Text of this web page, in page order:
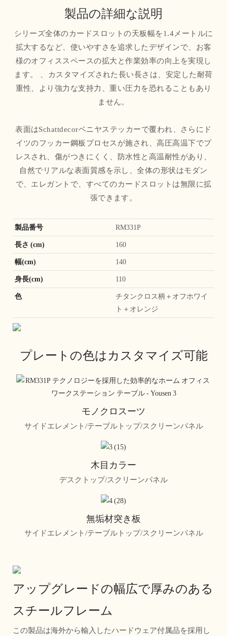
製品の詳細な説明
シリーズ全体のカードスロットの天板幅を1.4メートルに
拡大するなど、使いやすさを追求したデザインで、お客
様のオフィススペースの拡大と作業効率の向上を実現し
ます。 、カスタマイズされた長い長さは、安定した耐荷
重性、より強力な支持力、重い圧力を恐れることもあり
ません。
表面はSchattdecorベニヤステッカーで覆われ、さらにド
イツのフッカー鋼板プロセスが施され、高圧高温下でプ
レスされ、傷がつきにくく、防水性と高温耐性があり、
自然でリアルな表面質感を示し、全体の形状はモダン
で、エレガントで、すべてのカードスロットは無限に拡
張できます。
製品番号 RM331P
長さ (cm) 160
幅(cm) 140
身長(cm) 110
色
チタンクロス柄＋オフホワイ
ト＋オレンジ
プレートの色はカスタマイズ可能
モノクロスーツ
サイドエレメント/テーブルトップ/スクリーンパネル
木目カラー
デスクトップ/スクリーンパネル
無垢材突き板
サイドエレメント/テーブルトップ/スクリーンパネル
アップグレードの幅広で厚みのある
スチールフレーム
この製品は海外から輸入したハードウェア付属品を採用し